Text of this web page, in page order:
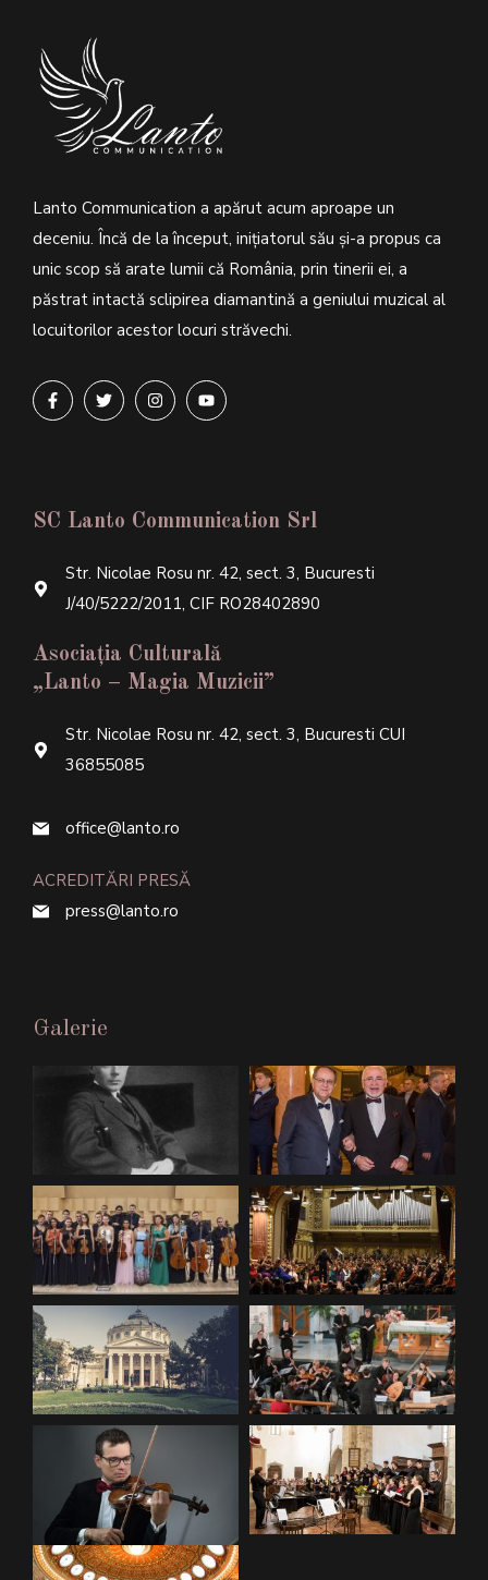
Lanto Communication a apărut acum aproape un
deceniu. Încă de la început, inițiatorul său şi-a propus ca
unic scop să arate lumii că România, prin tinerii ei, a
păstrat intactă sclipirea diamantină a geniului muzical al
locuitorilor acestor locuri străvechi.
SC Lanto Communication Srl
Str. Nicolae Rosu nr. 42, sect. 3, Bucuresti
J/40/5222/2011, CIF RO28402890
Asociația Culturală
„Lanto – Magia Muzicii”
Str. Nicolae Rosu nr. 42, sect. 3, Bucuresti CUI
36855085
office@lanto.ro
ACREDITĂRI PRESĂ
press@lanto.ro
Galerie